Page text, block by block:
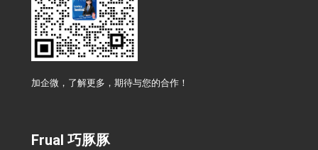
加企微，了解更多，期待与您的合作！
Frual 巧豚豚